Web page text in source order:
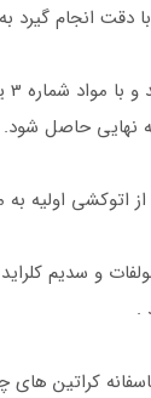
گیرد به
نهایی حاصل شود.
سولفات و سدیم
.
متاسفانه